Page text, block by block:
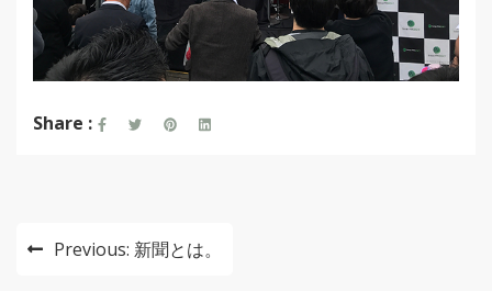
Share :
投 Previous: 新聞とは。